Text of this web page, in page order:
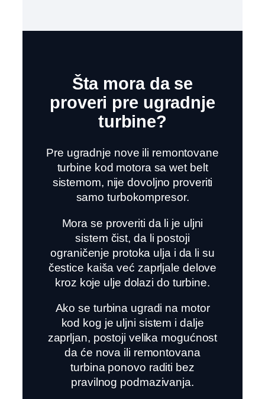
Šta mora da se
proveri pre ugradnje
turbine?
Pre ugradnje nove ili remontovane
turbine kod motora sa wet belt
sistemom, nije dovoljno proveriti
samo turbokompresor.
Mora se proveriti da li je uljni
sistem čist, da li postoji
ograničenje protoka ulja i da li su
čestice kaiša već zaprljale delove
kroz koje ulje dolazi do turbine.
Ako se turbina ugradi na motor
kod kog je uljni sistem i dalje
zaprljan, postoji velika mogućnost
da će nova ili remontovana
turbina ponovo raditi bez
pravilnog podmazivanja.